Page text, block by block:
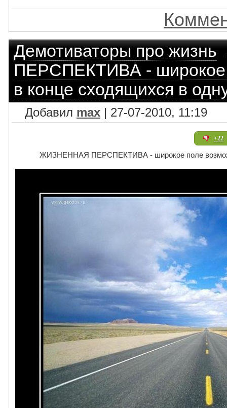
Демотиваторы про жизнь
ПЕРСПЕКТИВА - широкое
в конце сходящихся в
Добавил max | 27-07-2010, 11:19
+22
ЖИЗНЕННАЯ ПЕРСПЕКТИВА - широкое поле